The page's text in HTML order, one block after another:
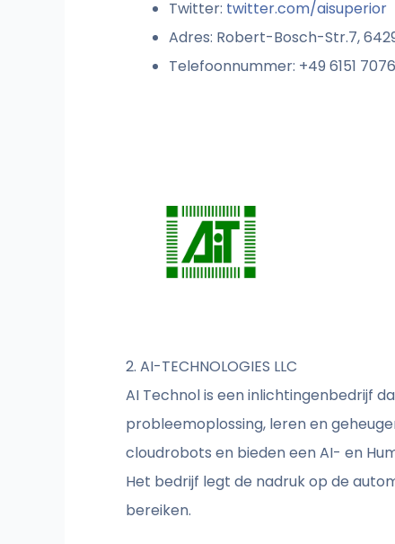
Twitter: twitter.com/aisuperior
Adres: Robert-Bosch-Str.7,
Telefoonnummer: +49 6151
2. AI-TECHNOLOGIES LLC
AI Technol is een inlichtingenbedrijf
probleemoplossing, leren en
cloudrobots en bieden een AI- en
Het bedrijf legt de nadruk op de
bereiken.